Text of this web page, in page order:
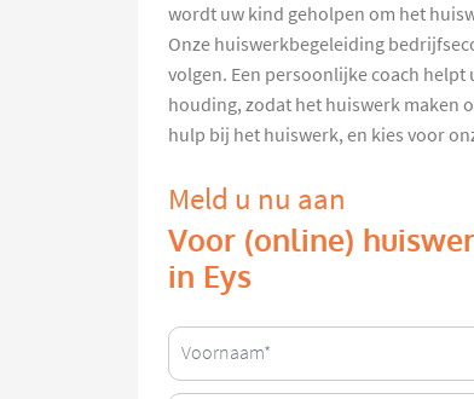
wordt uw kind geholpen om het
Onze huiswerkbegeleiding
volgen. Een persoonlijke coach
houding, zodat het huiswerk maken
hulp bij het huiswerk, en kies voor
Meld u nu aan
Voor (online)
in Eys